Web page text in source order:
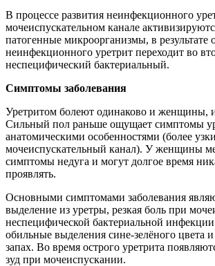
В процессе развития неинфекционного
мочеиспускательном канале
патогенные микроорганизмы, в результате
неинфекционного уретрит переходит во
неспецифический бактериальный.
Симптомы заболевания
Уретритом болеют одинаково и женщины,
Сильный пол раньше ощущает симптомы
анатомическими особенностями (более
мочеиспускательный канал). У женщины
симптомы недуга и могут долгое время
проявлять.
Основными симптомами заболевания
выделение из уретры, резкая боль при
неспецифической бактериальной
обильные выделения сине-зелёного цвета
запах. Во время острого уретрита
зуд при мочеиспускании.